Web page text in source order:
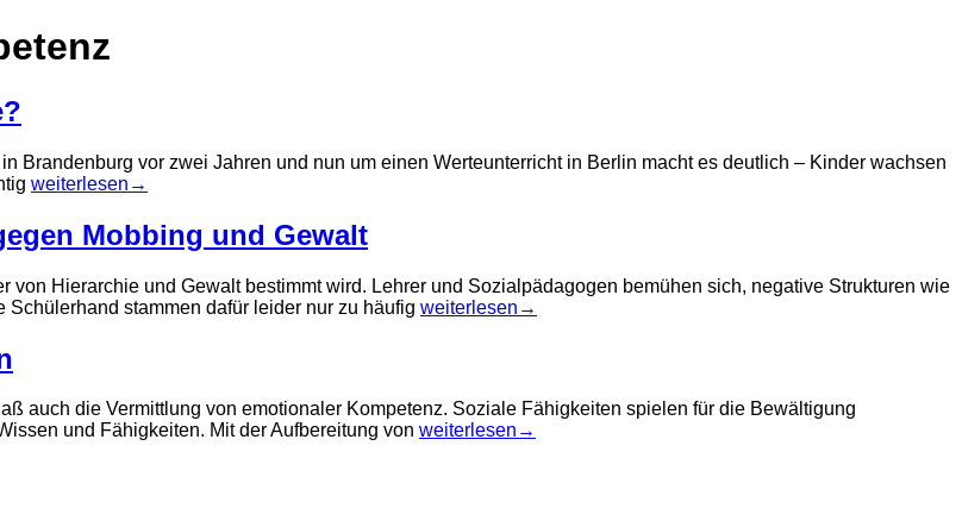
Brandenburg vor zwei Jahren und nun um einen Werteunterricht in Berlin macht es deutlich – Kinder wachsen
Gerda
Kindern
Werte
–
aber
weiterlesen →
Mobbing und Gewalt
Hierarchie und Gewalt bestimmt wird. Lehrer und Sozialpädagogen bemühen sich, negative Strukturen wie
stammen dafür leider nur zu häufig Kristin
Schule
–
weiterlesen →
auch die Vermittlung von emotionaler Kompetenz. Soziale Fähigkeiten spielen für die Bewältigung
und Fähigkeiten. Mit der Aufbereitung von Simone
weiterlesen →